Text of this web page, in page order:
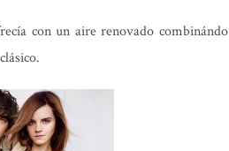
con un aire renovado combinándo